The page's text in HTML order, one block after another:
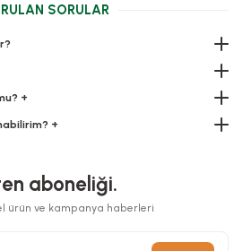
SORULAR
+
+
aboneliği.
ürün ve kampanya haberleri